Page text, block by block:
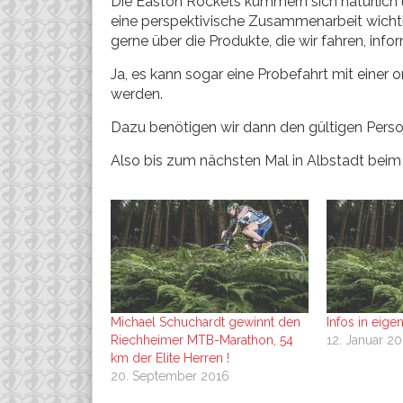
eine perspektivische Zusammenarbeit
gerne über die Produkte, die wir fahren,
Ja, es kann sogar eine Probefahrt mit einer
werden.
Dazu benötigen wir dann den gültigen
Also bis zum nächsten Mal in Albstadt
Michael Schuchardt gewinnt den
Riechheimer MTB-Marathon, 54
km der Elite Herren !
20. September 2016
Infos in
12. Januar